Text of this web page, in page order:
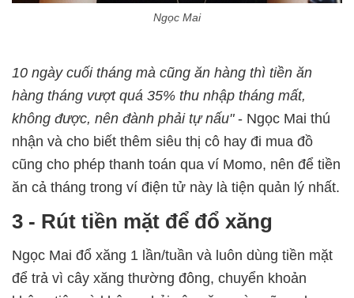
Ngọc Mai
10 ngày cuối tháng mà cũng ăn hàng thì tiền ăn
hàng tháng vượt quá 35% thu nhập tháng mất,
không được, nên đành phải tự nấu" - Ngọc Mai thú
nhận và cho biết thêm siêu thị cô hay đi mua đồ
cũng cho phép thanh toán qua ví Momo, nên để tiền
ăn cả tháng trong ví điện tử này là tiện quản lý nhất.
3 - Rút tiền mặt để đổ xăng
Ngọc Mai đổ xăng 1 lần/tuần và luôn dùng tiền mặt
để trả vì cây xăng thường đông, chuyển khoản